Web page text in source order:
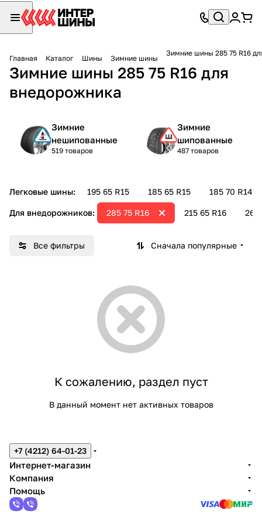
Главная Каталог Шины Зимние шины
Зимние шины 285 75 R16
Зимние шины 285 75 R16 для
внедорожника
Зимние
нешипованные
519 товаров
Зимние
шипованные
487 товаров
Легковые шины: 195 65 R15 185 65 R15 185 70 R14
Для внедорожников: 215 65 R16 265
285 75 R16
Все фильтры Сначала популярные
К сожалению, раздел пуст
В данный момент нет активных товаров
+7 (4212) 64-01-23
Интернет-магазин
Компания
Помощь